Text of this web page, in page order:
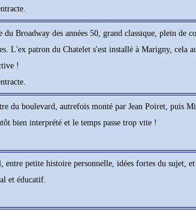
du Broadway des années 50, grand classique, plein de
L'ex patron du Chatelet s'est installé à Marigny, cela
!
du boulevard, autrefois monté par Jean Poiret, puis
bien interprété et le temps passe trop vite !
entre petite histoire personnelle, idées fortes du sujet,
et éducatif.